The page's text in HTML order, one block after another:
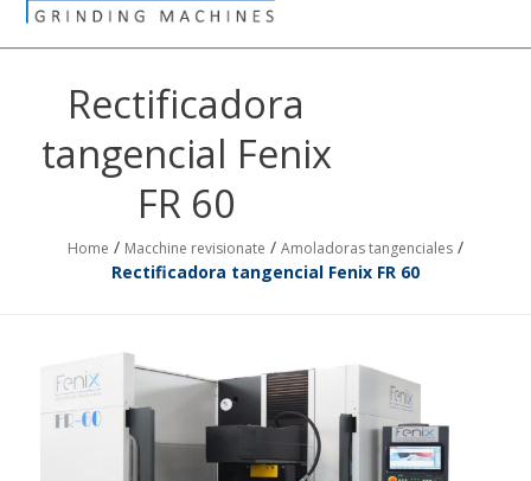
Rectificadora
tangencial Fenix
FR 60
Home / Macchine revisionate / Amoladoras tangenciales/
Rectificadora tangencial Fenix FR 60